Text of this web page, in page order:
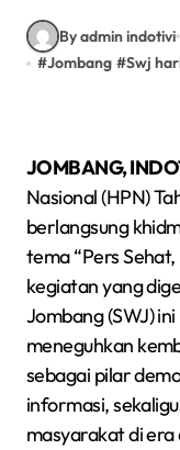
By admin indotivi
#Jombang #Swj
JOMBANG,
Nasional (HPN)
berlangsung
tema “Pers
kegiatan yang
Jombang (SWJ)
meneguhkan
sebagai pilar
informasi,
masyarakat di era